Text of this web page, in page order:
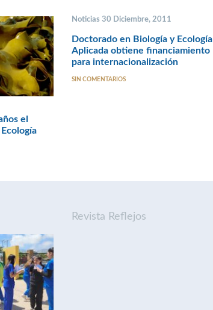
el
Noticias 30 Diciembre, 2011
Doctorado en Biología y Ecología
Aplicada obtiene financiamiento
para internacionalización
SIN COMENTARIOS
Revista Reflejos